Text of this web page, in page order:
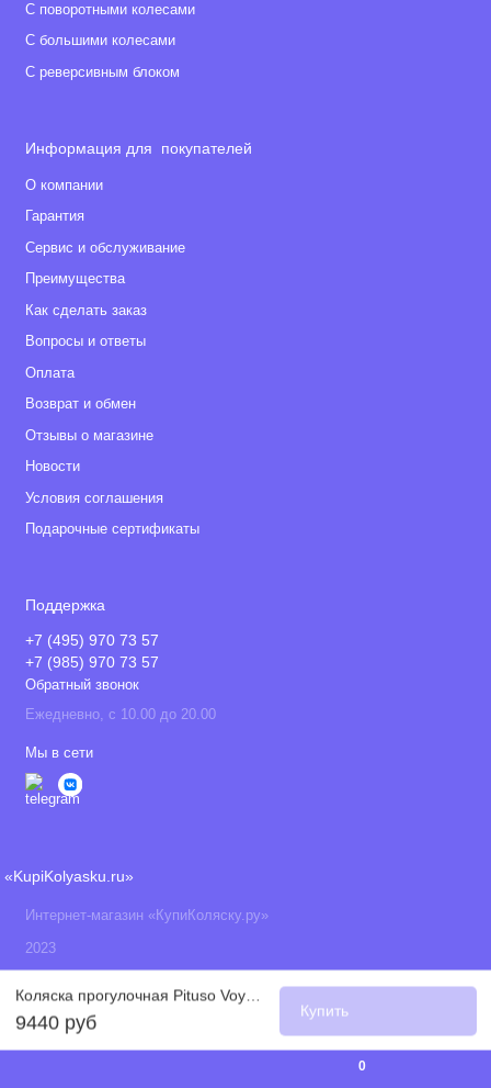
0
Коляска прогулочная Pituso Voyage, Jeans (Джинс)
9440 руб
Купить
С поворотными колесами
С большими колесами
С реверсивным блоком
Информация для покупателей
О компании
Гарантия
Сервис и обслуживание
Преимущества
Как сделать заказ
Вопросы и ответы
Оплата
Возврат и обмен
Отзывы о магазине
Новости
Условия соглашения
Подарочные сертификаты
Поддержка
+7 (495) 970 73 57
+7 (985) 970 73 57
Обратный звонок
Ежедневно, с 10.00 до 20.00
Мы в сети
«KupiKolyasku.ru»
Интернет-магазин «КупиКоляску.ру»
2023